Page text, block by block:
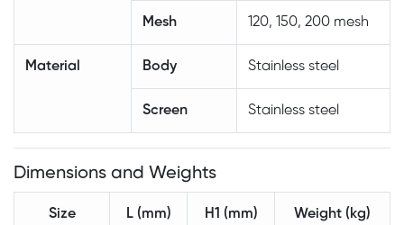
Mesh 120, 150, 200 mesh
Material Body Stainless steel
Screen Stainless steel
Dimensions and Weights
Size L (mm) H1 (mm) Weight (kg)